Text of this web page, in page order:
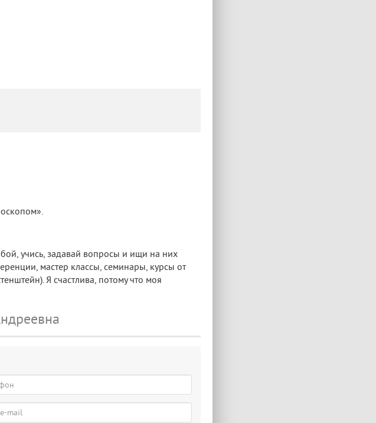
учись, задавай вопросы и ищи на них
мастер классы, семинары, курсы от
Я счастлива, потому что моя